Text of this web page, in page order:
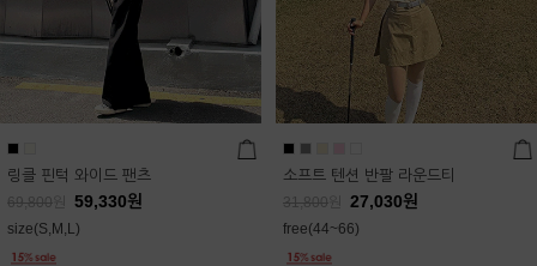
링클 핀턱 와이드 팬츠
69,800 59,330원
size(S,M,L)
소프트 텐션 반팔 라운드티
31,800 27,030원
free(44~66)